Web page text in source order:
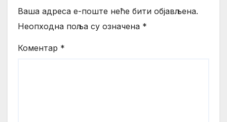
Ваша адреса е-поште неће бити објављена.
Неопходна поља су означена *
Коментар *